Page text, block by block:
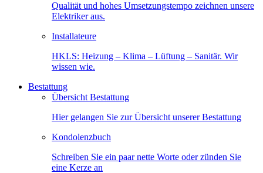
Qualität und hohes Umsetzungstempo zeichnen unsere
Elektriker aus.
Installateure
HKLS: Heizung – Klima – Lüftung – Sanitär. Wir
wissen wie.
Bestattung
Übersicht Bestattung
Hier gelangen Sie zur Übersicht unserer Bestattung
Kondolenzbuch
Schreiben Sie ein paar nette Worte oder zünden Sie
eine Kerze an